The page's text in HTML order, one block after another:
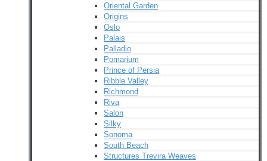
Oriental Garden
Origins
Oslo
Palais
Palladio
Pomarium
Prince of Persia
Ribble Valley
Richmond
Riva
Salon
Silky
Sonoma
South Beach
Structures Trevira Weaves